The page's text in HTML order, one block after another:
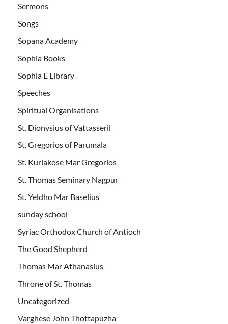
Sermons
Songs
Sopana Academy
Sophia Books
Sophia E Library
Speeches
Spiritual Organisations
St. Dionysius of Vattasseril
St. Gregorios of Parumala
St. Kuriakose Mar Gregorios
St. Thomas Seminary Nagpur
St. Yeldho Mar Baselius
sunday school
Syriac Orthodox Church of Antioch
The Good Shepherd
Thomas Mar Athanasius
Throne of St. Thomas
Uncategorized
Varghese John Thottapuzha